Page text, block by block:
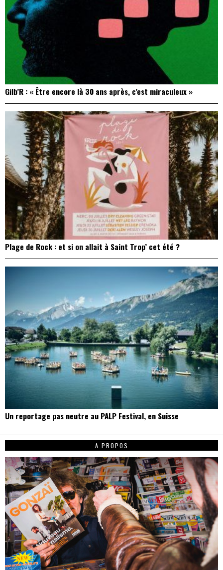
Gilb’R : « Être encore là 30 ans après, c’est miraculeux »
Plage de Rock : et si on allait à Saint Trop’ cet été ?
Un reportage pas neutre au PALP Festival, en Suisse
A PROPOS